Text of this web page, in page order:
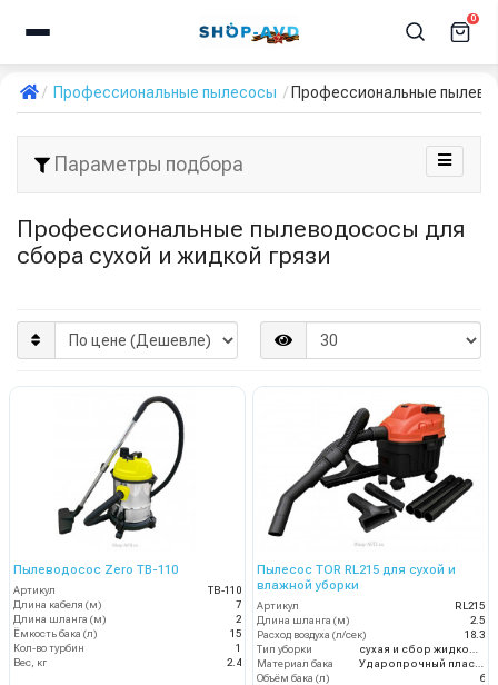
0
Профессиональные пылесосы Профессиональные
Параметры подбора
Профессиональные пылеводососы для
сбора сухой и жидкой грязи
Пылеводосос Zero TB-110
Артикул
TB-110
Длина кабеля (м)
7
Длина шланга (м)
2
Ёмкость бака (л)
15
Кол-во турбин
1
Вес, кг
2.4
Пылесос TOR RL215 для сухой и
влажной уборки
Артикул
RL215
Длина шланга (м)
2.5
Расход воздуха (л/сек)
18.3
Тип уборки
Материал бака
Объём бака (л)
6